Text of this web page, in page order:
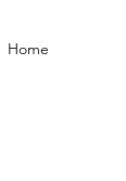
Home